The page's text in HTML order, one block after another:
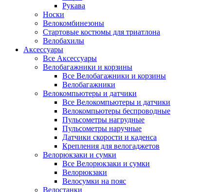
Рукава
Носки
Велокомбинезоны
Стартовые костюмы для триатлона
Велобахилы
Аксессуары
Все Аксессуары
Велобагажники и корзины
Все Велобагажники и корзины
Велобагажники
Велокомпьютеры и датчики
Все Велокомпьютеры и датчики
Велокомпьютеры беспроводные
Пульсометры нагрудные
Пульсометры наручные
Датчики скорости и каденса
Крепления для велогаджетов
Велорюкзаки и сумки
Все Велорюкзаки и сумки
Велорюкзаки
Велосумки на пояс
Велостанки